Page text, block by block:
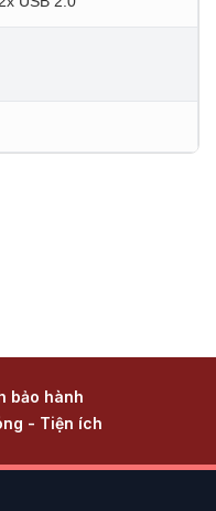
bảo hành
- Tiện ích